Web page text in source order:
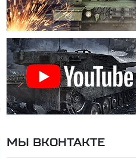
МЫ ВКОНТАКТЕ